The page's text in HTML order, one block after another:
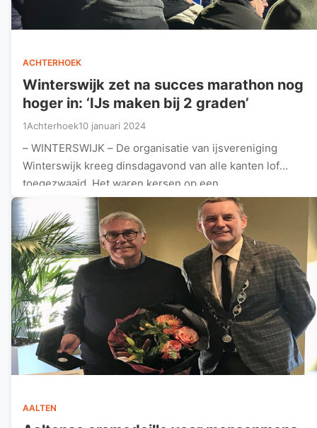
ACHTERHOEK
Winterswijk zet na succes marathon nog
hoger in: ‘IJs maken bij 2 graden’
1Achterhoek10 januari 2024
– WINTERSWIJK – De organisatie van ijsvereniging
Winterswijk kreeg dinsdagavond van alle kanten lof
toegezwaaid. Het waren kersen op een…
AALTEN